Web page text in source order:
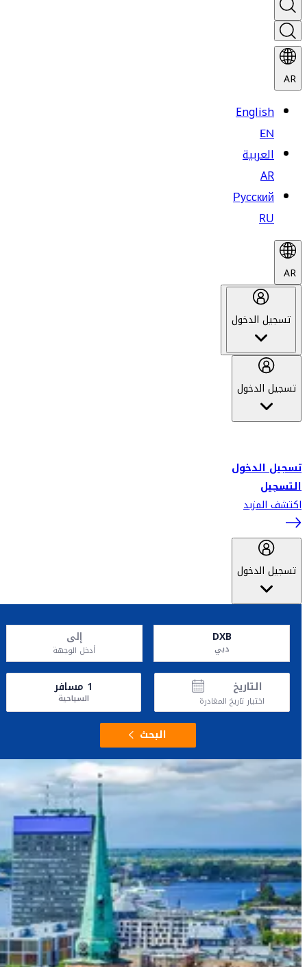
AR
English
EN
العربية
AR
Русский
RU
AR
تسجيل الدخول
تسجيل الدخول
تسجيل الدخول
التسجيل
اكتشف المزيد
تسجيل الدخول
DXB
دبي
إلى
أدخل الوجهة
التاريخ
اختيار تاريخ المغادرة
1 مسافر
السياحية
البحث